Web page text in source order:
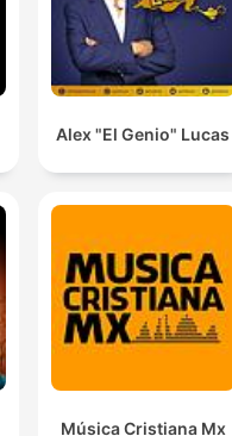
Alex "El Genio" Lucas
Música Cristiana Mx